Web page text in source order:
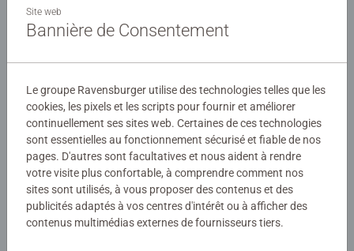
la taille des pièces sont conçus pour permettre aux
enfants dès 6 ans d'assembler leurs puzzles, dans
Les puzzles Ravensburger sont conçus pour être adaptés
à chaque âge, avec des pièces solides et des illustrations
colorées. Ils offrent un excellent moyen de stimuler la
confiance en soi des enfants. Depuis plus de 100 ans,
Ravensburger crée des puzzles de qualité, sûrs et
durables, pour accompagner le développement des petits.
Détails
Numéro d'article:
12001074
EAN:
4005555010746
Avertissements et informations du fabricant
Produits similaires
Site web
Bannière de Consentement
Le groupe Ravensburger utilise des technologies telles que les
cookies, les pixels et les scripts pour fournir et améliorer
continuellement ses sites web. Certaines de ces technologies
sont essentielles au fonctionnement sécurisé et fiable de nos
pages. D'autres sont facultatives et nous aident à rendre
votre visite plus confortable, à comprendre comment nos
sites sont utilisés, à vous proposer des contenus et des
publicités adaptés à vos centres d'intérêt ou à afficher des
contenus multimédias externes de fournisseurs tiers.